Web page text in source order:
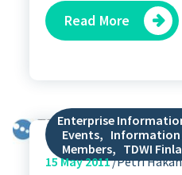
Read More
Enterprise
Events,
Members, TDWI
15May 2011 Petri